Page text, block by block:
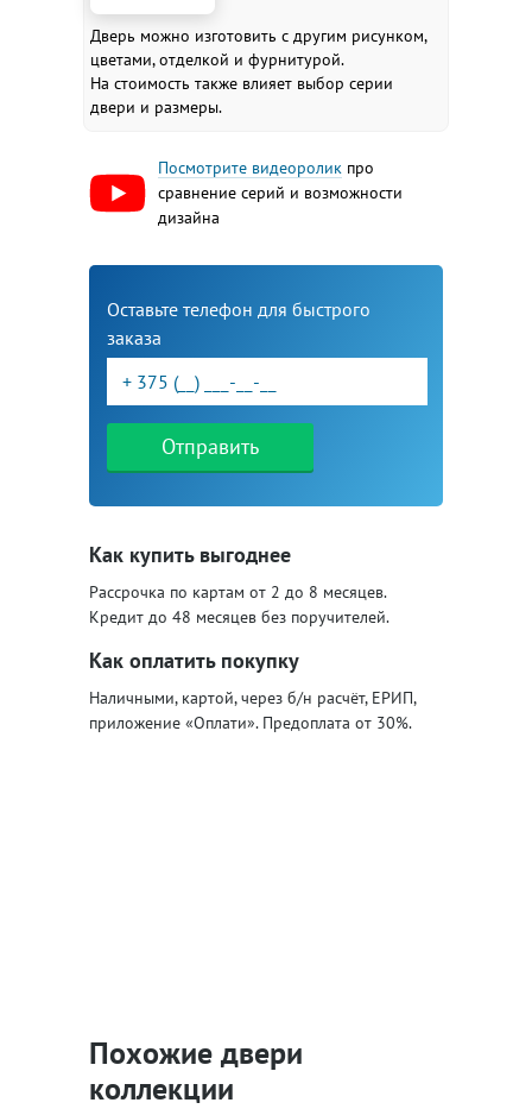
Дверь можно изготовить с другим рисунком,
цветами, отделкой и фурнитурой.
На стоимость также влияет выбор серии
двери и размеры.
Посмотрите видеоролик про
сравнение серий и возможности
дизайна
Оставьте телефон для быстрого
заказа
Отправить
Как купить выгоднее
Рассрочка по картам от 2 до 8 месяцев.
Кредит до 48 месяцев без поручителей.
Как оплатить покупку
Наличными, картой, через б/н расчёт, ЕРИП,
приложение «Оплати». Предоплата от 30%.
Похожие двери
коллекции